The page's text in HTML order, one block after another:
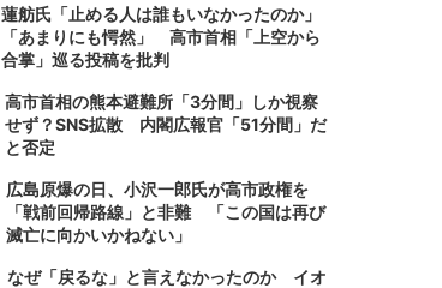
蓮舫氏「止める人は誰もいなかったのか」
「あまりにも愕然」 高市首相「上空から
合掌」巡る投稿を批判
高市首相の熊本避難所「3分間」しか視察
せず？SNS拡散 内閣広報官「51分間」だ
と否定
広島原爆の日、小沢一郎氏が高市政権を
「戦前回帰路線」と非難 「この国は再び
滅亡に向かいかねない」
なぜ「戻るな」と言えなかったのか イオ